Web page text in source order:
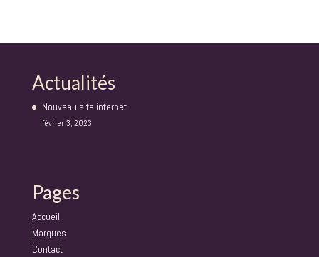
Actualités
Nouveau site internet
février 3, 2023
Pages
Accueil
Marques
Contact